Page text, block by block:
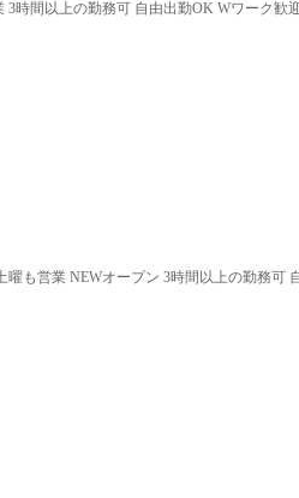
時間以上の勤務可 自由出勤OK Wワーク歓
も営業 NEWオープン 3時間以上の勤務可